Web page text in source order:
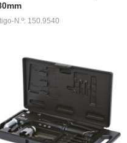
N.º: 150.9540